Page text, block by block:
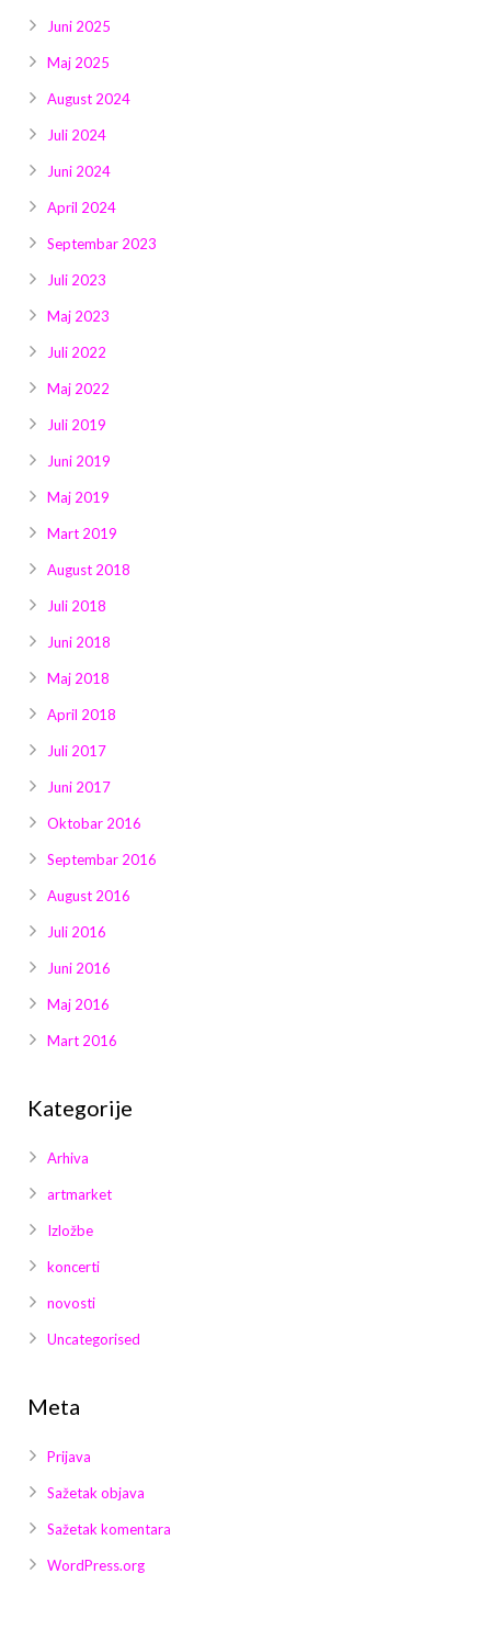
Juni 2025
Maj 2025
August 2024
Juli 2024
Juni 2024
April 2024
Septembar 2023
Juli 2023
Maj 2023
Juli 2022
Maj 2022
Juli 2019
Juni 2019
Maj 2019
Mart 2019
August 2018
Juli 2018
Juni 2018
Maj 2018
April 2018
Juli 2017
Juni 2017
Oktobar 2016
Septembar 2016
August 2016
Juli 2016
Juni 2016
Maj 2016
Mart 2016
Kategorije
Arhiva
artmarket
Izložbe
koncerti
novosti
Uncategorised
Meta
Prijava
Sažetak objava
Sažetak komentara
WordPress.org